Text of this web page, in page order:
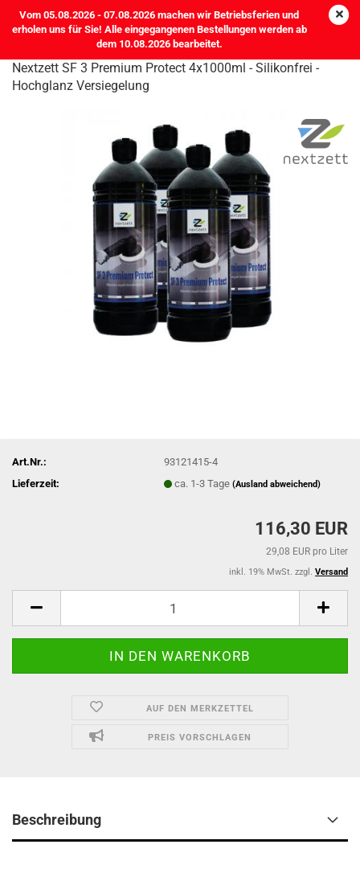
Vom 05.08.2026 - 07.08.2026 machen wir Betriebsferien und
erholen uns für Sie! Alle eingegangenen Bestellungen werden ab
dem 10.08.2026 bearbeitet.
Nextzett SF 3 Premium Protect 4x1000ml - Silikonfrei -
Hochglanz Versiegelung
Art.Nr.:
93121415-4
Lieferzeit:
ca. 1-3 Tage(Ausland abweichend)
116,30 EUR
29,08 EUR pro Liter
inkl. 19% MwSt. zzgl. Versand
AUF DEN MERKZETTEL
PREIS VORSCHLAGEN
Beschreibung